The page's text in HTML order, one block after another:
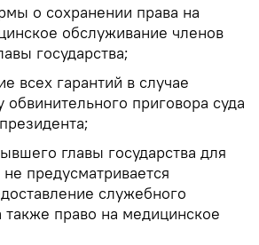
о сохранении права на
обслуживание членов
государства;
всех гарантий в случае
обвинительного приговора суда
главы государства для
предусматривается
служебного
также право на медицинское